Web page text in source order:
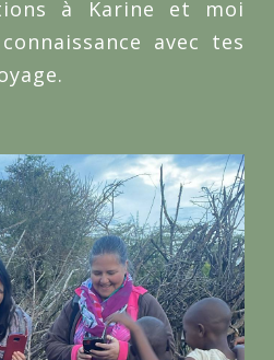
à Karine et moi
avec tes